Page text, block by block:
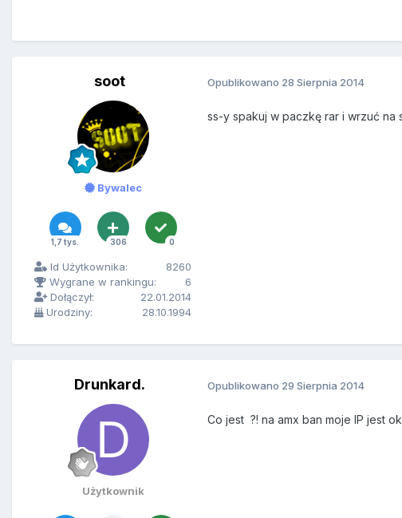
soot
Bywalec
1,7 tys. 306 0
Id Użytkownika:
8260
Wygrane w rankingu:
6
Dołączył:
22.01.2014
Urodziny:
28.10.1994
Opublikowano 28 Sierpnia 2014
ss-y spakuj w paczkę rar i wrzuć
Drunkard.
Użytkownik
Opublikowano 29 Sierpnia 2014
Co jest ?! na amx ban moje IP jest